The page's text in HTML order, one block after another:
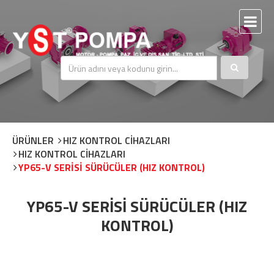
ÜRÜNLER
HIZ KONTROL CİHAZLARI
HIZ KONTROL CİHAZLARI
YP65-V SERİSİ SÜRÜCÜLER (HIZ KONTROL)
YP65-V SERİSİ SÜRÜCÜLER (HIZ
KONTROL)